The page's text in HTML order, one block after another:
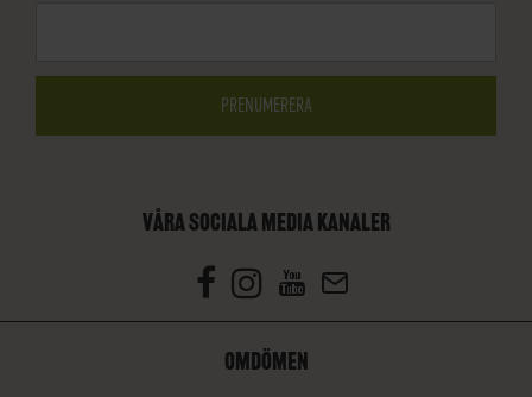
VÅRA SOCIALA MEDIA KANALER
OMDÖMEN